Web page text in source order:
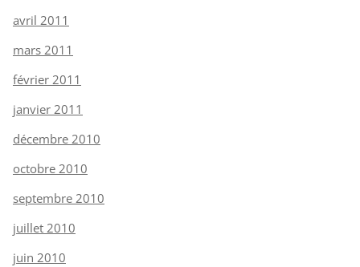
avril 2011
mars 2011
février 2011
janvier 2011
décembre 2010
octobre 2010
septembre 2010
juillet 2010
juin 2010